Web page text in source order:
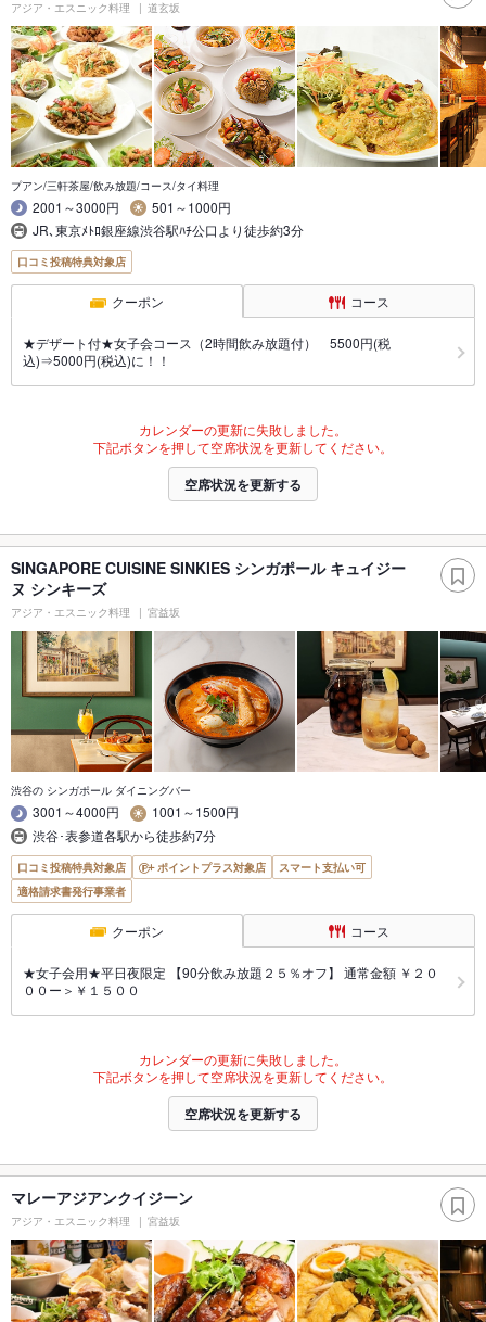
アジア・エスニック料理 道玄坂
プアン/三軒茶屋/飲み放題/コース/タイ料理
2001～3000円
501～1000円
JR､東京ﾒﾄﾛ銀座線渋谷駅ﾊﾁ公口より徒歩約3分
口コミ投稿特典対象店
クーポン コース
★デザート付★女子会コース（2時間飲み放題付） 5500円(税
込)⇒5000円(税込)に！！
カレンダーの更新に失敗しました。
下記ボタンを押して空席状況を更新してください。
空席状況を更新する
SINGAPORE CUISINE SINKIES シンガポール キュイジー
ヌ シンキーズ
アジア・エスニック料理 宮益坂
渋谷の シンガポール ダイニングバー
3001～4000円
1001～1500円
渋谷･表参道各駅から徒歩約7分
口コミ投稿特典対象店 ポイントプラス対象店
スマート支払い可
適格請求書発行事業者
クーポン コース
★女子会用★平日夜限定 【90分飲み放題２５％オフ】 通常金額 ￥２０
００ー＞￥１５００
カレンダーの更新に失敗しました。
下記ボタンを押して空席状況を更新してください。
空席状況を更新する
マレーアジアンクイジーン
アジア・エスニック料理 宮益坂